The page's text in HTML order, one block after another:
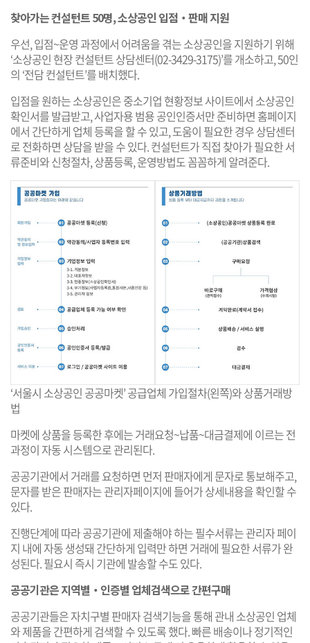
찾아가는 컨설턴트 50명, 소상공인 입점‧판매 지원
우선, 입점~운영 과정에서 어려움을 겪는 소상공인을 지원하기 위해
‘소상공인 현장 컨설턴트 상담센터(02-3429-3175)’를 개소하고, 50인
의 ‘전담 컨설턴트’를 배치했다.
입점을 원하는 소상공인은 중소기업 현황정보 사이트에서 소상공인
확인서를 발급받고, 사업자용 범용 공인인증서만 준비하면 홈페이지
에서 간단하게 업체 등록을 할 수 있고, 도움이 필요한 경우 상담센터
로 전화하면 상담을 받을 수 있다. 컨설턴트가 직접 찾아가 필요한 서
류준비와 신청절차, 상품등록, 운영방법도 꼼꼼하게 알려준다.
‘서울시 소상공인 공공마켓’ 공급업체 가입절차(왼쪽)와 상품거래방
법
마켓에 상품을 등록한 후에는 거래요청~납품~대금결제에 이르는 전
과정이 자동 시스템으로 관리된다.
공공기관에서 거래를 요청하면 먼저 판매자에게 문자로 통보해주고,
문자를 받은 판매자는 관리자페이지에 들어가 상세내용을 확인할 수
있다.
진행단계에 따라 공공기관에 제출해야 하는 필수서류는 관리자 페이
지 내에 자동 생성돼 간단하게 입력만 하면 거래에 필요한 서류가 완
성된다. 필요시 즉시 기관에 발송할 수도 있다.
공공기관은 지역별‧인증별 업체검색으로 간편구매
공공기관들은 자치구별 판매자 검색기능을 통해 관내 소상공인 업체
와 제품을 간편하게 검색할 수 있도록 했다. 빠른 배송이나 정기적인